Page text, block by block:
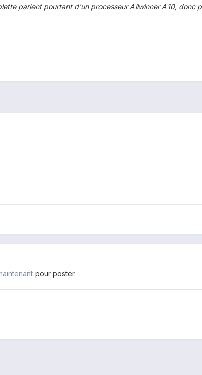
parlent pourtant d'un processeur Allwinner A10, donc
pour poster.